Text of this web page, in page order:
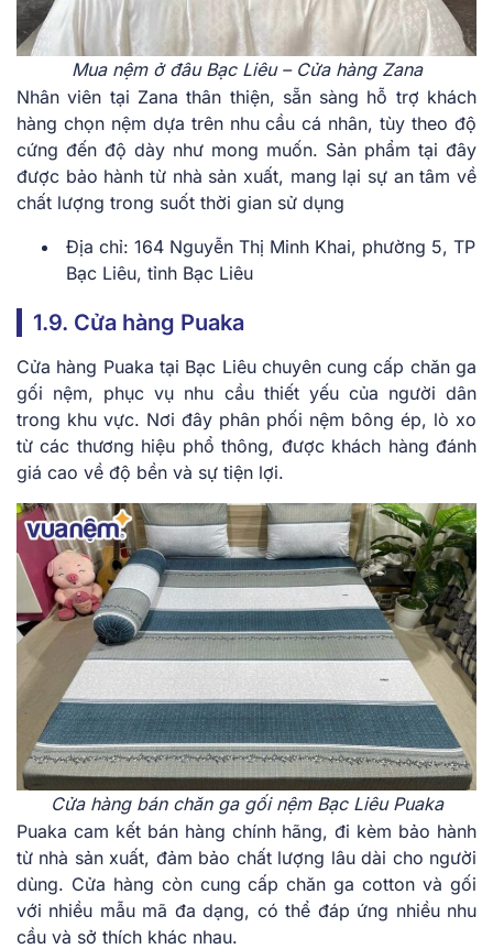
Mua nệm ở đâu Bạc Liêu – Cửa hàng Zana
Nhân viên tại Zana thân thiện, sẵn sàng hỗ trợ khách
hàng chọn nệm dựa trên nhu cầu cá nhân, tùy theo độ
cứng đến độ dày như mong muốn. Sản phẩm tại đây
được bảo hành từ nhà sản xuất, mang lại sự an tâm về
chất lượng trong suốt thời gian sử dụng
Địa chỉ: 164 Nguyễn Thị Minh Khai, phường 5, TP
Bạc Liêu, tỉnh Bạc Liêu
1.9. Cửa hàng Puaka
Cửa hàng Puaka tại Bạc Liêu chuyên cung cấp chăn ga
gối nệm, phục vụ nhu cầu thiết yếu của người dân
trong khu vực. Nơi đây phân phối nệm bông ép, lò xo
từ các thương hiệu phổ thông, được khách hàng đánh
giá cao về độ bền và sự tiện lợi.
Cửa hàng bán chăn ga gối nệm Bạc Liêu Puaka
Puaka cam kết bán hàng chính hãng, đi kèm bảo hành
từ nhà sản xuất, đảm bảo chất lượng lâu dài cho người
dùng. Cửa hàng còn cung cấp chăn ga cotton và gối
với nhiều mẫu mã đa dạng, có thể đáp ứng nhiều nhu
cầu và sở thích khác nhau.